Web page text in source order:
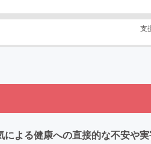
支
よる健康への直接的な不安や